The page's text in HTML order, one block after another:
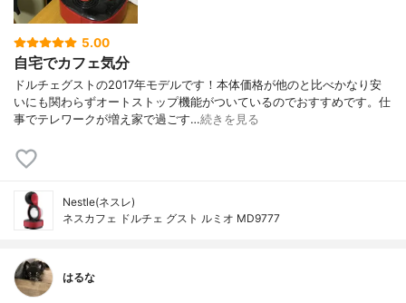
5.00
自宅でカフェ気分
ドルチェグストの2017年モデルです！本体価格が他のと比べかなり安
いにも関わらずオートストップ機能がついているのでおすすめです。仕
事でテレワークが増え家で過ごす…続きを見る
Nestle(ネスレ)
ネスカフェ ドルチェ グスト ルミオ MD9777
はるな